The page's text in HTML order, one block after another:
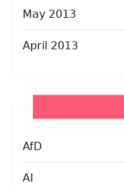
May 2013
April 2013
AfD
AI